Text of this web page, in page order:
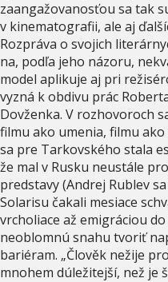
zaangažovanosťou sa tak
v kinematografii, ale aj
Rozpráva o svojich
na, podľa jeho názoru,
model aplikuje aj pri
vyzná k obdivu prác
Dovženka. V rozhovoroch
filmu ako umenia, filmu
sa pre Tarkovského stala
že mal v Rusku neustále
predstavy (Andrej Rublev
Solarisu čakali mesiace
vrcholiace až emigráciou
neoblomnú snahu tvoriť
bariéram. „Člověk nežije
mnohem dúležitejší, než je